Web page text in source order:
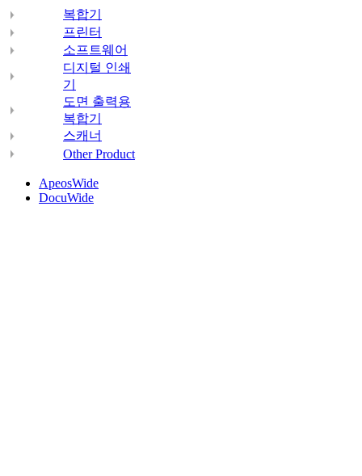
복합기
프린터
소프트웨어
디지털 인쇄
기
도면 출력용
복합기
스캐너
Other Product
ApeosWide
DocuWide